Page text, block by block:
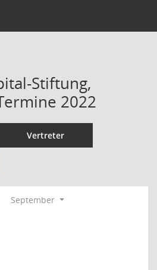
Stiftung,
2022
Vertreter
September